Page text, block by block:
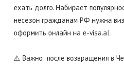
ехать долго. Набирает
несезон гражданам РФ нужна
оформить онлайн на e-visa.al.
⚠️ Важно: после возвращения в